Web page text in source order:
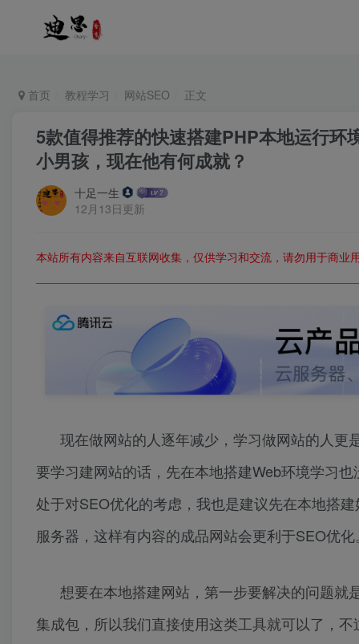
首页 教程学习 网站SEO 正文
5款值得推荐的快速搭建PHP本地运行环
小男孩，现在他有何成就？
十足一生
12月13日更新
本站所有内容来自互联网收集，仅供学习和交流，请勿用于商
现在做网站的人逐年减少，学习做网站的人
要学习建网站的话，先在本地搭建Web环境学习
处于对SEO优化的考虑，我也是建议先在本地搭
服务器，这样有内容的成品网站会更利于SEO优化
想要在本地搭建网站，第一步要解决的问题
集成包，所以我们直接使用这类工具就可以了，